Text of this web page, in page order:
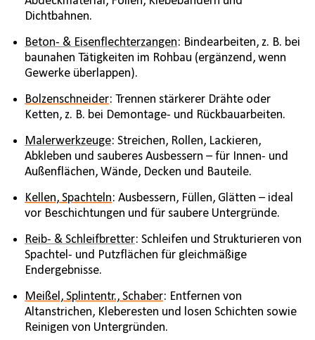
Dichtbahnen.
Beton- & Eisenflechterzangen: Bindearbeiten, z. B. bei
baunahen Tätigkeiten im Rohbau (ergänzend, wenn
Gewerke überlappen).
Bolzenschneider: Trennen stärkerer Drähte oder
Ketten, z. B. bei Demontage- und Rückbauarbeiten.
Malerwerkzeuge: Streichen, Rollen, Lackieren,
Abkleben und sauberes Ausbessern – für Innen- und
Außenflächen, Wände, Decken und Bauteile.
Kellen, Spachteln: Ausbessern, Füllen, Glätten – ideal
vor Beschichtungen und für saubere Untergründe.
Reib- & Schleifbretter: Schleifen und Strukturieren von
Spachtel- und Putzflächen für gleichmäßige
Endergebnisse.
Meißel, Splintentr., Schaber: Entfernen von
Altanstrichen, Kleberesten und losen Schichten sowie
Reinigen von Untergründen.